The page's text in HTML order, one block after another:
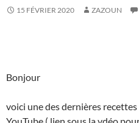
15 FÉVRIER 2020 ZAZOUN
Bonjour
voici une des dernières